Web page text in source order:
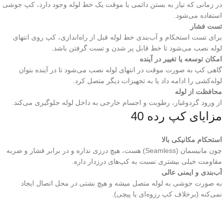
در زمانی که نیاز به بستن دائمی یا موقت یک خط لوله وجود دارد، کپ جوشی
استفاده می‌شود.
تست فشار
برای تست استحکام و آب‌بندی خط لوله قبل از راه‌اندازی، کپ روی انتهای
لوله نصب می‌شود تا خط قابل پر شدن و تست گرفتن باشد.
امکان توسعه یا تغییر در آینده
گاهی کپ به صورت موقت در انتهای لوله نصب می‌شود تا در آینده بتوان
لوله‌کشی را ادامه داد یا به تجهیزات دیگر متصل کرد.
محافظت از لوله
از ورود گردوغبار، رطوبت و اجسام خارجی به داخل لوله جلوگیری می‌کند.
مزایای کپ رده 40
استحکام مکانیکی بالا
چون مانیسمان (Seamless) هست، هیچ درزی نداره و در برابر فشار و ضربه
مقاومت خیلی بیشتری نسبت به کپ‌های درزدار داره.
آب‌بندی و ایمنی عالی
به صورت جوشی به لوله متصل میشه و هیچ نشتی در محل اتصال ایجاد
نمی‌کنه (برخلاف کپ رزوه‌ای یا پیچی).